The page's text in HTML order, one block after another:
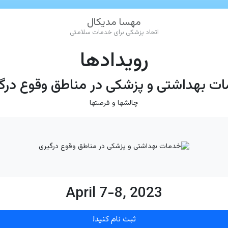
مهسا مدیکال
اتحاد پزشکی برای خدمات سلامتی
رویدادها
بهداشتی و پزشکی در مناطق وقوع
چالشها و فرصتها
April 7-8, 2023
ثبت نام کنید!